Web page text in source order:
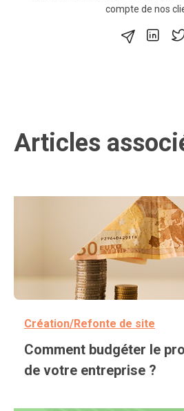
compte de nos
Articles
Création/Refonte de site
Comment budgéter le
de votre entreprise ?